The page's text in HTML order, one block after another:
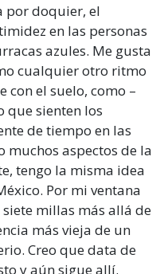
por doquier, el
en las personas
azules. Me gusta
cualquier otro ritmo
con el suelo, como –
que sienten los
de tiempo en las
muchos aspectos de la
tengo la misma idea
Por mi ventana
siete millas más allá de
más vieja de un
Creo que data de
y aún sigue allí.